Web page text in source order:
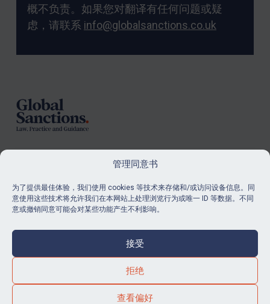
管理同意书
为了提供最佳体验，我们使用 cookies 等技术来存储和/或访问设备信息。同
意使用这些技术将允许我们在本网站上处理浏览行为或唯一 ID 等数据。不同
意或撤销同意可能会对某些功能产生不利影响。
接受
拒绝
查看偏好
概不负责。如果您对翻译有任何问题或疑
虑，请联系 info@globalsanctions.co.uk
© Global Sanctions 2026. All rights reserved.
订阅
了解我们的最新消息和资源。